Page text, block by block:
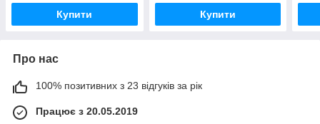
Купити Купити
Про нас
100% позитивних з 23 відгуків за рік
Працює з 20.05.2019